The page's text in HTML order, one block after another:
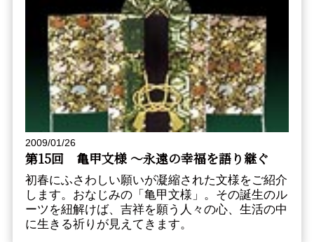
2009/01/26
第15回 亀甲文様 〜永遠の幸福を語り継ぐ
初春にふさわしい願いが凝縮された文様をご紹介
します。おなじみの「亀甲文様」。その誕生のル
ーツを紐解けば、吉祥を願う人々の心、生活の中
に生きる祈りが見えてきます。